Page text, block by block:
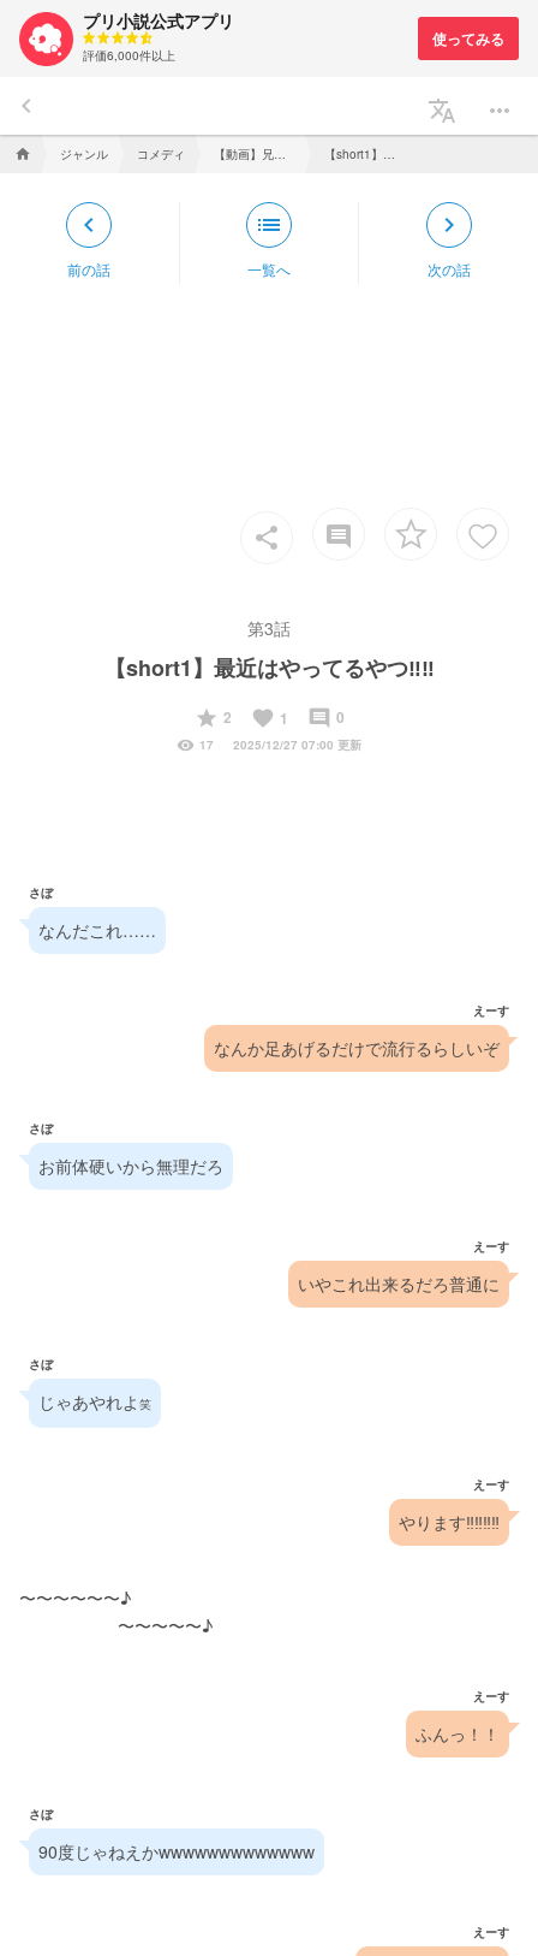
プリ小説公式アプリ
評価6,000件以上
keyboard_arrow_left translate more_horiz
home ジャンル コメディ
keyboard_arrow_left
前の話
list
一覧へ
keyboard_arrow_right
次の話
share insert_comment
第3話
【short1】最近はやってるやつ‼️‼️
start
2 favorite 1 insert_comment 0
visibility 17 2025/12/27 07:00 更新
さぼ
なんだこれ……
えーす
なんか足あげるだけで流行るらしいぞ
さぼ
お前体硬いから無理だろ
えーす
いやこれ出来るだろ普通に
さぼ
じゃあやれよ 笑
えーす
やります‼️‼️‼️‼️
〜〜〜〜〜〜♪
   　　　　　〜〜〜〜〜♪
えーす
ふんっ！！
さぼ
90度じゃねえかwwwwwwwwwwwww
えーす